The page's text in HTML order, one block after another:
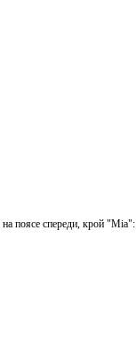
поясе спереди, крой "Mia":